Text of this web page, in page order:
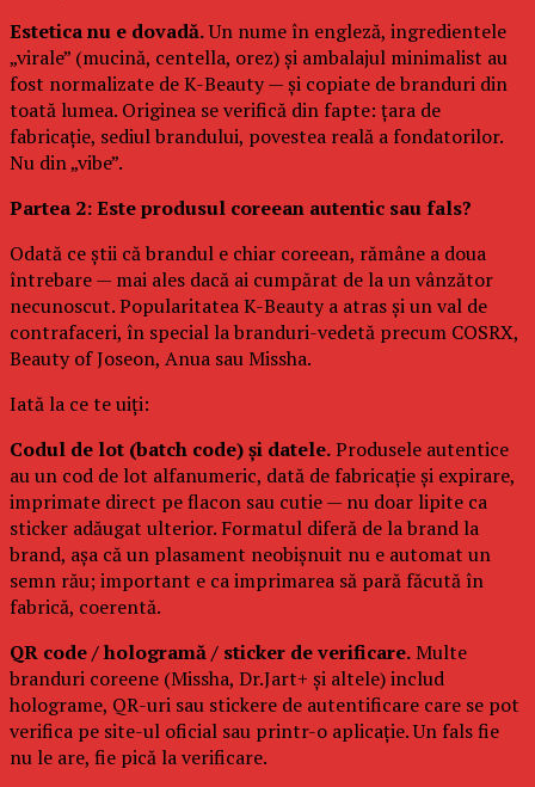
Estetica nu e dovadă.Un nume în engleză, ingredientele
„virale” (mucină, centella, orez) și ambalajul minimalist au
fost normalizate de K-Beauty — și copiate de branduri din
toată lumea. Originea se verifică din fapte: țara de
fabricație, sediul brandului, povestea reală a fondatorilor.
Nu din „vibe”.
Partea 2: Este produsul coreean autentic sau fals?
Odată ce știi că brandul e chiar coreean, rămâne a doua
întrebare — mai ales dacă ai cumpărat de la un vânzător
necunoscut. Popularitatea K-Beauty a atras și un val de
contrafaceri, în special la branduri-vedetă precum COSRX,
Beauty of Joseon, Anua sau Missha.
Iată la ce te uiți:
Codul de lot (batch code) și datele.Produsele autentice
au un cod de lot alfanumeric, dată de fabricație și expirare,
imprimate direct pe flacon sau cutie — nu doar lipite ca
sticker adăugat ulterior. Formatul diferă de la brand la
brand, așa că un plasament neobișnuit nu e automat un
semn rău; important e ca imprimarea să pară făcută în
fabrică, coerentă.
QR code / hologramă / sticker de verificare.Multe
branduri coreene (Missha, Dr.Jart+ și altele) includ
holograme, QR-uri sau stickere de autentificare care se pot
verifica pe site-ul oficial sau printr-o aplicație. Un fals fie
nu le are, fie pică la verificare.